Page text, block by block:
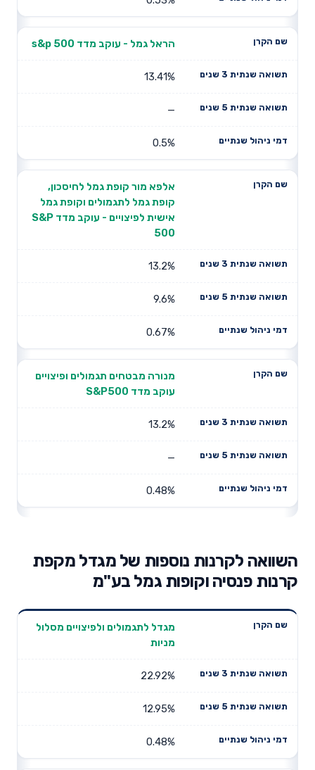
הראל גמל - עוקב מדד s&p 500
13.41%
—
0.5%
אלפא מור קופת גמל לחיסכון,
קופת גמל לתגמולים וקופת גמל
אישית לפיצויים - עוקב מדד S&P
500
13.2%
9.6%
0.67%
מנורה מבטחים תגמולים ופיצויים
עוקב מדד S&P500
13.2%
—
0.48%
השוואה לקרנות נוספות של מגדל מקפת
קרנות פנסיה וקופות גמל בע"מ
שנתית 3
תשואה
דמי ניהול
מגדל לתגמולים ולפיצויים מסלול
מניות
22.92%
12.95%
0.48%